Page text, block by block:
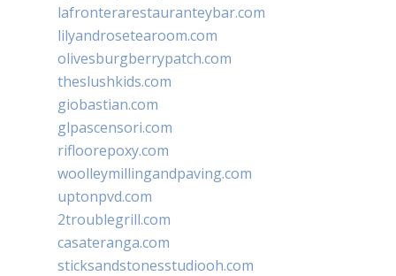
lafronterarestauranteybar.com
lilyandrosetearoom.com
olivesburgberrypatch.com
theslushkids.com
giobastian.com
glpascensori.com
rifloorepoxy.com
woolleymillingandpaving.com
uptonpvd.com
2troublegrill.com
casateranga.com
sticksandstonesstudiooh.com